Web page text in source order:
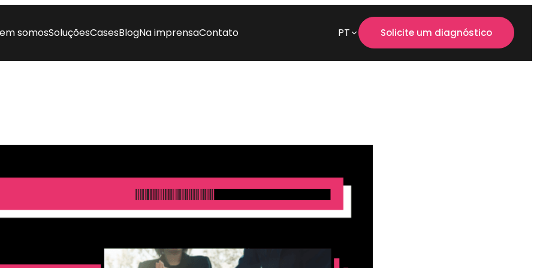
somosSoluçõesCasesBlogNa imprensaContato PT Solicite um diagnóstico